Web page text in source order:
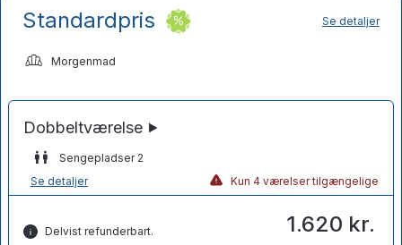
Standardpris Se detaljer
Morgenmad
Sengepladser 2
Se detaljer
Kun 4 værelser tilgængelige
Delvist refunderbart. 1.620 kr.